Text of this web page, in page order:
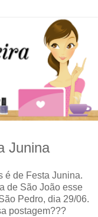
Junina
é de Festa Junina.
de São João esse
Pedro, dia 29/06.
postagem???